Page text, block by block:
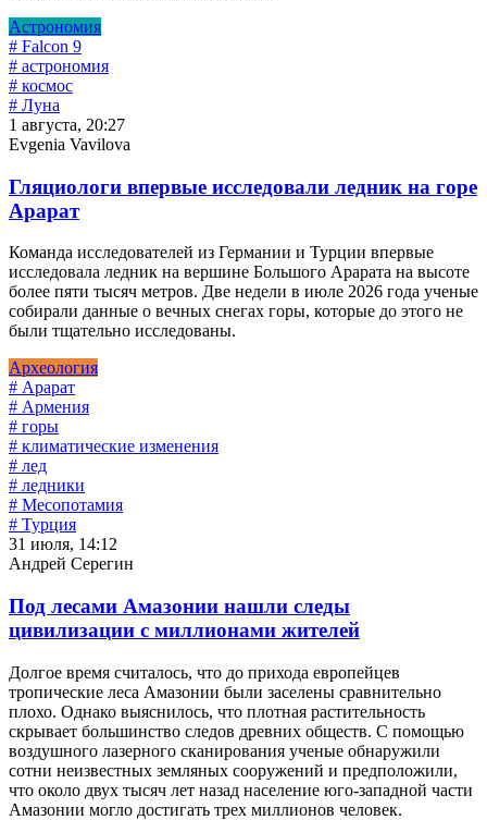
Астрономия
# Falcon 9
# астрономия
# космос
# Луна
1 августа, 20:27
Evgenia Vavilova
Гляциологи впервые исследовали ледник на горе
Арарат
Команда исследователей из Германии и Турции впервые
исследовала ледник на вершине Большого Арарата на высоте
более пяти тысяч метров. Две недели в июле 2026 года ученые
собирали данные о вечных снегах горы, которые до этого не
были тщательно исследованы.
Археология
# Арарат
# Армения
# горы
# климатические изменения
# лед
# ледники
# Месопотамия
# Турция
31 июля, 14:12
Андрей Серегин
Под лесами Амазонии нашли следы
цивилизации с миллионами жителей
Долгое время считалось, что до прихода европейцев
тропические леса Амазонии были заселены сравнительно
плохо. Однако выяснилось, что плотная растительность
скрывает большинство следов древних обществ. С помощью
воздушного лазерного сканирования ученые обнаружили
сотни неизвестных земляных сооружений и предположили,
что около двух тысяч лет назад население юго-западной части
Амазонии могло достигать трех миллионов человек.